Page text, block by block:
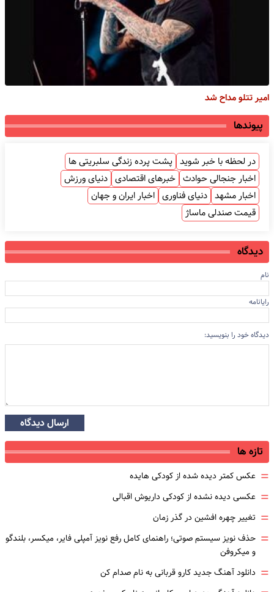
امیر تتلو مداح شد
پیوندها
در لحظه با خبر شوید پشت پرده زندگی سلبریتی ها
اخبار جنجالی حوادث خبرهای اقتصادی دنیای ورزش
اخبار مشهد دنیای فناوری اخبار ایران و جهان
قیمت صندلی ماساژ
دیدگاه
نام
رایانامه
دیدگاه خود را بنویسید:
ارسال دیدگاه
تازه ها
= عکس کمتر دیده شده از کودکی هایده
= عکسی دیده نشده از کودکی داریوش اقبالی
= تغییر چهره افشین در گذر زمان
= حذف نویز سیستم صوتی؛ راهنمای کامل رفع نویز آمپلی فایر، میکسر، بلندگو
و میکروفن
= دانلود آهنگ جدید کارو قربانی به نام صدام کن